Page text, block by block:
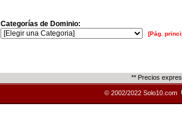
Categorías de Dominio:
[Pág.
** Precios
© 2002/2022 Solo10.com